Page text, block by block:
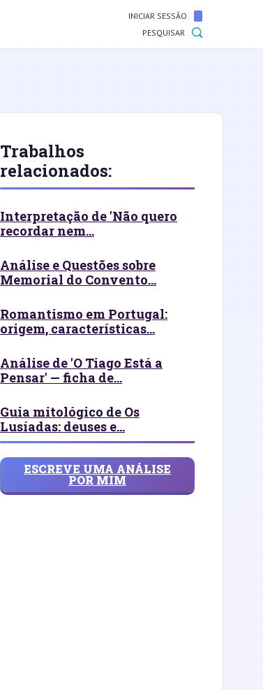
INICIAR SESSÃO
PESQUISAR
Trabalhos
relacionados:
Interpretação de 'Não quero
recordar nem...
Análise e Questões sobre
Memorial do Convento...
Romantismo em Portugal:
origem, características...
Análise de 'O Tiago Está a
Pensar' — ficha de...
Guia mitológico de Os
Lusíadas: deuses e...
ESCREVE UMA ANÁLISE
POR MIM